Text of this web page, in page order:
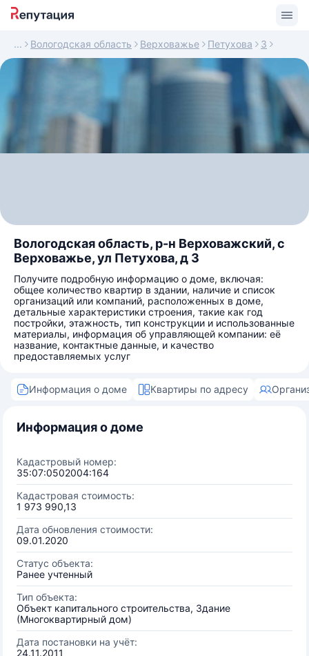
Вологодская область Верховажье Петухова 3
Вологодская область, р-н Верховажский, с
Верховажье, ул Петухова, д 3
Получите подробную информацию о доме, включая:
общее количество квартир в здании, наличие и список
организаций или компаний, расположенных в доме,
детальные характеристики строения, такие как год
постройки, этажность, тип конструкции и использованные
материалы, информация об управляющей компании: её
название, контактные данные, и качество
предоставляемых услуг
Информация о доме Квартиры по адресу
Информация о доме
Кадастровый номер:
35:07:0502004:164
Кадастровая стоимость:
1 973 990,13
Дата обновления стоимости:
09.01.2020
Статус объекта:
Ранее учтенный
Тип объекта:
Объект капитального строительства, Здание
(Многоквартирный дом)
Дата постановки на учёт:
24.11.2011